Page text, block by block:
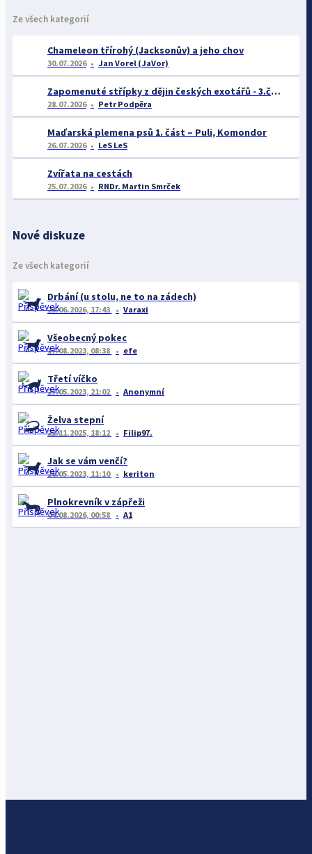
Ze všech kategorií
Chameleon třírohý (Jacksonův) a jeho chov
30.07.2026 Jan Vorel (JaVor)
Zapomenuté střípky z dějin českých exotářů - 3.část
28.07.2026 Petr Podpěra
Maďarská plemena psů 1. část – Puli, Komondor
26.07.2026 LeS LeS
Zvířata na cestách
25.07.2026 RNDr. Martin Smrček
Nové diskuze
Ze všech kategorií
Drbání (u stolu, ne to na zádech)
23.06.2026, 17:43 Varaxi
Všeobecný pokec
17.08.2023, 08:38 efe
Třetí víčko
27.05.2023, 21:02 Anonymní
Želva stepní
22.11.2025, 18:12 Filip97.
Jak se vám venčí?
26.05.2023, 11:10 keriton
Plnokrevník v zápřeži
04.08.2026, 00:58 A1